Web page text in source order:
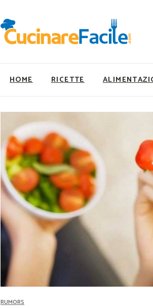
HOME RICETTE
Ricette Facili e Veloci
Ricette Primi Piatti
Ricette Antipasti
Ricette Dolci
Ricette Carne
Ricette Secondi
Ricette Pizze e Rustici
Ricette Contorni
Ricette Piatti unici
Ricette Pesce
Video Ricette
Utility
Nutrizionista a
Ricette
Ricette Vegane
Rumors
RUMORS